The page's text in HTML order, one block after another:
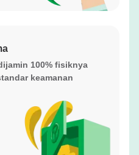
100% fisiknya
keamanan